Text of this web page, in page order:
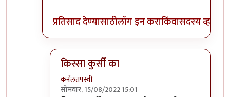
प्रतिसाद देण्यासाठीलॉग इन कराकिंवासदस्य व्हा
किस्सा कुर्सी का
कर्नलतपस्वी
सोमवार, 15/08/2022 15:01